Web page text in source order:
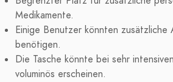
Medikamente.
Einige Benutzer könnten zusätzliche
benötigen.
Die Tasche könnte bei sehr
voluminös erscheinen.